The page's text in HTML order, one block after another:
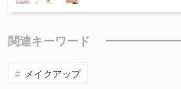
関連キーワード
メイクアップ